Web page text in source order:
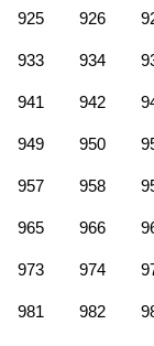
925 926
933 934
941 942
949 950
957 958
965 966
973 974
981 982